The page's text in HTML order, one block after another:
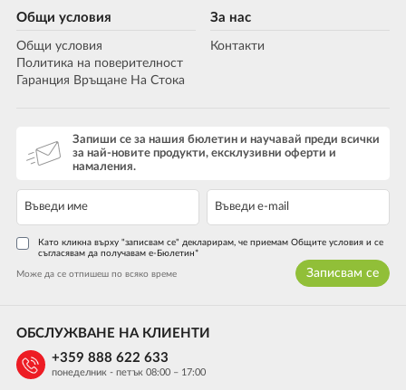
Общи условия
Общи условия
Политика на поверителност
Гаранция Връщане На Стока
За нас
Контакти
Запиши се за нашия бюлетин и научавай преди всички
за най-новите продукти, ексклузивни оферти и
намаления.
Като кликна върху "записвам се" декларирам, че приемам Общите условия и се
съгласявам да получавам е-Бюлетин*
Може да се отпишеш по всяко време Записвам се
ОБСЛУЖВАНЕ НА КЛИЕНТИ
+359 888 622 633
понеделник - петък 08:00 – 17:00